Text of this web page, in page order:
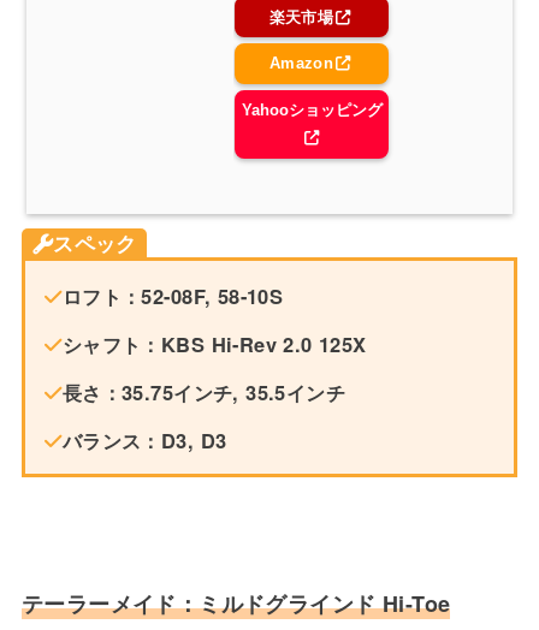
楽天市場
Amazon
Yahooショッピング
スペック
ロフト：52-08F, 58-10S
シャフト：KBS Hi-Rev 2.0 125X
長さ：35.75インチ, 35.5インチ
バランス：D3, D3
テーラーメイド：ミルドグラインド Hi-Toe